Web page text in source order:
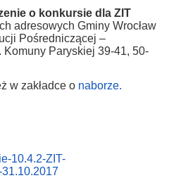
o konkursie dla ZIT
adresowych Gminy Wrocław
Pośredniczącej –
Komuny Paryskiej 39-41, 50-
w zakładce o naborze.
10.4.2-ZIT-